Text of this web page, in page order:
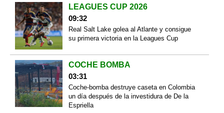
LEAGUES CUP 2026
09:32
Real Salt Lake golea al Atlante y consigue
su primera victoria en la Leagues Cup
COCHE BOMBA
03:31
Coche-bomba destruye caseta en Colombia
un día después de la investidura de De la
Espriella